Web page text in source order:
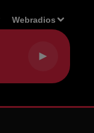
Webradios